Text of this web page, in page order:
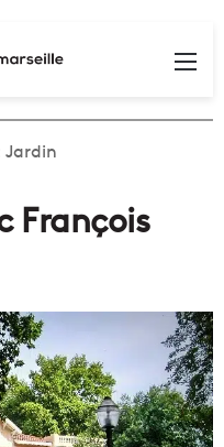
Jardin
François